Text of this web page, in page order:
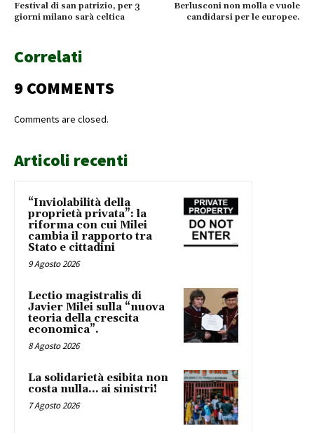
Festival di san patrizio, per 3
giorni milano sarà celtica
Berlusconi non molla e vuole
candidarsi per le europee.
Correlati
9 COMMENTS
Comments are closed.
Articoli recenti
“Inviolabilità della
proprietà privata”: la
riforma con cui Milei
cambia il rapporto tra
Stato e cittadini
9 Agosto 2026
Lectio magistralis di
Javier Milei sulla “nuova
teoria della crescita
economica”.
8 Agosto 2026
La solidarietà esibita non
costa nulla… ai sinistri!
7 Agosto 2026